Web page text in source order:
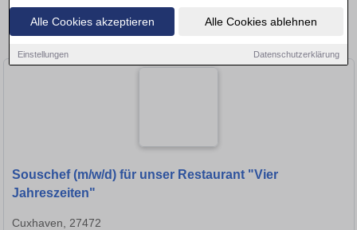
Alle Cookies akzeptieren Alle Cookies ablehnen
Einstellungen Datenschutzerklärung
Büro, vor Ort oder remote: Entdecken Sie jetzt neue Chancen in Ihrer
Region und bewerben Sie sich direkt auf passende Gastronomie-
Stellen in Cuxhaven!
Souschef (m/w/d) für unser Restaurant "Vier
Jahreszeiten"
Cuxhaven, 27472